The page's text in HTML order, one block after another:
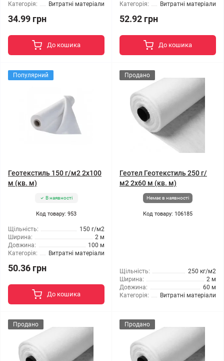
Категорія:
Витратні матеріали
34.99 грн
До кошика
Категорія:
Витратні матеріали
52.92 грн
До кошика
Популярний
Геотекстиль 150 г/м2 2x100
м (кв. м)
В наявності
Код товару: 953
Щільність:
150 г/м2
Ширина:
2 м
Довжина:
100 м
Категорія:
Витратні матеріали
50.36 грн
До кошика
Продано
Геотел Геотекстиль 250 г/
м2 2x60 м (кв. м)
Немає в наявності
Код товару: 106185
Щільність:
250 кг/м2
Ширина:
2 м
Довжина:
60 м
Категорія:
Витратні матеріали
Продано Продано